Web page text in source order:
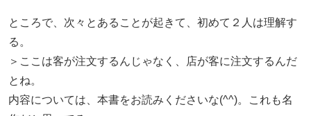
ところで、次々とあることが起きて、初めて２人は理解す
る。
＞ここは客が注文するんじゃなく、店が客に注文するんだ
とね。
内容については、本書をお読みくださいな(^^)。これも名